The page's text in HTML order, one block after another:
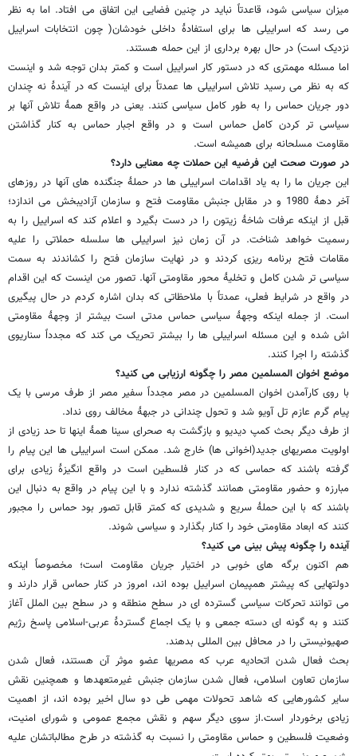
میزان سیاسی شود، قاعدتاً نباید در چنین فضایی این اتفاق می افتاد. اما به نظر
می رسد که اسراییلی ها برای استفادۀ داخلی خودشان( چون انتخابات اسراییل
نزدیک است) در حال بهره برداری از این حمله هستند.
اما مسئله مهمتری که در دستور کار اسراییل است و کمتر بدان توجه شد و اینست
که به نظر می رسید تلاش اسراییلی ها عمدتاً برای اینست که در آیندۀ نه چندان
دور جریان حماس را به طور کامل سیاسی کنند. یعنی در واقع همۀ تلاش آنها بر
سیاسی تر کردن کامل حماس است و در واقع اجبار حماس به کنار گذاشتن
مقاومت مسلحانه برای همیشه است.
در صورت صحت این فرضیه این حملات چه معنایی دارد؟
این جریان ما را به یاد اقدامات اسراییلی ها در حملۀ جنگنده های آنها در روزهای
آخر دهۀ 1980 و در مقابل جنبش مقاومت فتح و سازمان آزادیبخش می اندازد؛
قبل از اینکه عرفات شاخۀ زیتون را در دست بگیرد و اعلام کند که اسراییل را به
رسمیت خواهد شناخت. در آن زمان نیز اسراییلی ها سلسله حملاتی را علیه
مقامات فتح برنامه ریزی کردند و در نهایت سازمان فتح را کشاندند به سمت
سیاسی تر شدن کامل و تخلیۀ محور مقاومتی آنها. تصور من اینست که این اقدام
در واقع در شرایط فعلی، عمدتاً با ملاحظاتی که بدان اشاره کردم در حال پیگیری
است. از جمله اینکه وجهۀ سیاسی حماس مدتی است بیشتر از وجهۀ مقاومتی
اش شده و این مسئله اسراییلی ها را بیشتر تحریک می کند که مجدداً سناریوی
گذشته را اجرا کنند.
موضع اخوان المسلمین مصر را چگونه ارزیابی می کنید؟
با روی کارآمدن اخوان المسلمین در مصر مجدداً سفیر مصر از طرف مرسی با یک
پیام گرم عازم تل آویو شد و تحول چندانی در جبهۀ مخالف روی نداد.
از طرف دیگر بحث کمپ دیدیو و بازگشت به صحرای سینا همۀ اینها تا حد زیادی از
اولویت مصریهای جدید(اخوانی ها) خارج شد. ممکن است اسراییلی ها این پیام را
گرفته باشند که حماسی که در کنار فلسطین است در واقع انگیزۀ زیادی برای
مبارزه و حضور مقاومتی همانند گذشته ندارد و با این پیام در واقع به دنبال این
باشند که با این حملۀ سریع و شدیدی که کمتر قابل تصور بود حماس را مجبور
کنند که ابعاد مقاومتی خود را کنار بگذارد و سیاسی شوند.
آینده را چگونه پیش بینی می کنید؟
هم اکنون برگه های خوبی در اختیار جریان مقاومت است؛ مخصوصاً اینکه
دولتهایی که پیشتر همپیمان اسراییل بوده اند، امروز در کنار حماس قرار دارند و
می توانند تحرکات سیاسی گسترده ای در سطح منطقه و در سطح بین الملل آغاز
کنند و به گونه ای دسته جمعی و با یک اجماع گستردۀ عربی-اسلامی پاسخ رژیم
صهیونیستی را در محافل بین المللی بدهند.
بحث فعال شدن اتحادیه عرب که مصریها عضو موثر آن هستند، فعال شدن
سازمان تعاون اسلامی، فعال شدن سازمان جنبش غیرمتعهدها و همچنین نقش
سایر کشورهایی که شاهد تحولات مهمی طی دو سال اخیر بوده اند، از اهمیت
زیادی برخوردار است.از سوی دیگر سهم و نقش مجمع عمومی و شورای امنیت،
وضعیت فلسطین و حماس مقاومتی را نسبت به گذشته در طرح مطالباتشان علیه